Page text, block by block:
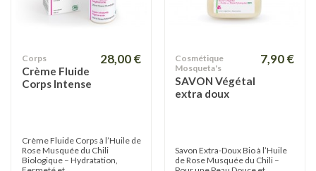
Corps
Crème Fluide
Corps Intense
28,00 €
Crème Fluide Corps à l’Huile de
Rose Musquée du Chili
Biologique – Hydratation,
Cosmétique
Mosqueta's
SAVON Végétal
extra doux
7,90 €
Savon Extra-Doux Bio à l’Huile
de Rose Musquée du Chili –